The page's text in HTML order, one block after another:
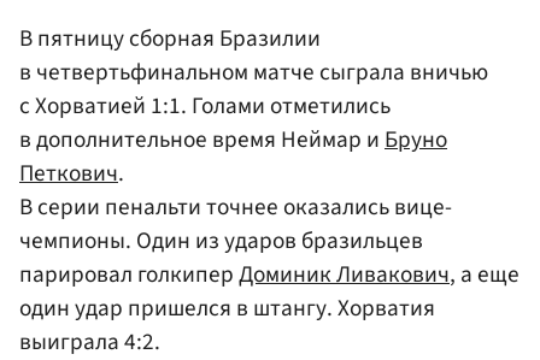
В пятницу сборная Бразилии
в четвертьфинальном матче сыграла вничью
с Хорватией 1:1. Голами отметились
в дополнительное время Неймар и Бруно
Петкович.
В серии пенальти точнее оказались вице-
чемпионы. Один из ударов бразильцев
парировал голкиперДоминик Ливакович, а еще
один удар пришелся в штангу. Хорватия
выиграла 4:2.